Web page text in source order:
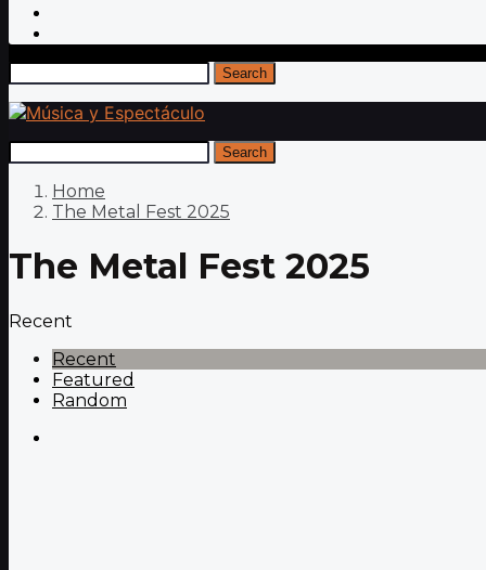
Search
Search
Home
The Metal Fest 2025
The Metal Fest 2025
Recent
Recent
Featured
Random